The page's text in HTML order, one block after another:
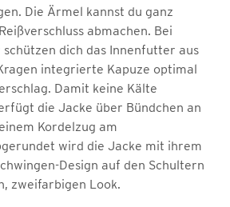
Die Ärmel kannst du ganz
abmachen. Bei
dich das Innenfutter aus
integrierte Kapuze optimal
Damit keine Kälte
die Jacke über Bündchen an
Kordelzug am
wird die Jacke mit ihrem
Design auf den Schultern
zweifarbigen Look.